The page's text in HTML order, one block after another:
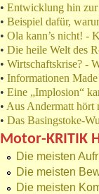
• Entwicklung hin
• Beispiel dafür,
• Ola kann’s nicht! -
• Die heile Welt des
• Wirtschaftskrise? -
• Informationen
• Eine „Implosion“
• Aus Andermatt hört
• Das Basingstoke-
Motor-KRITIK
Die meisten
Die meisten
Die meisten